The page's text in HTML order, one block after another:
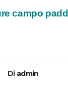
campo
Di admin